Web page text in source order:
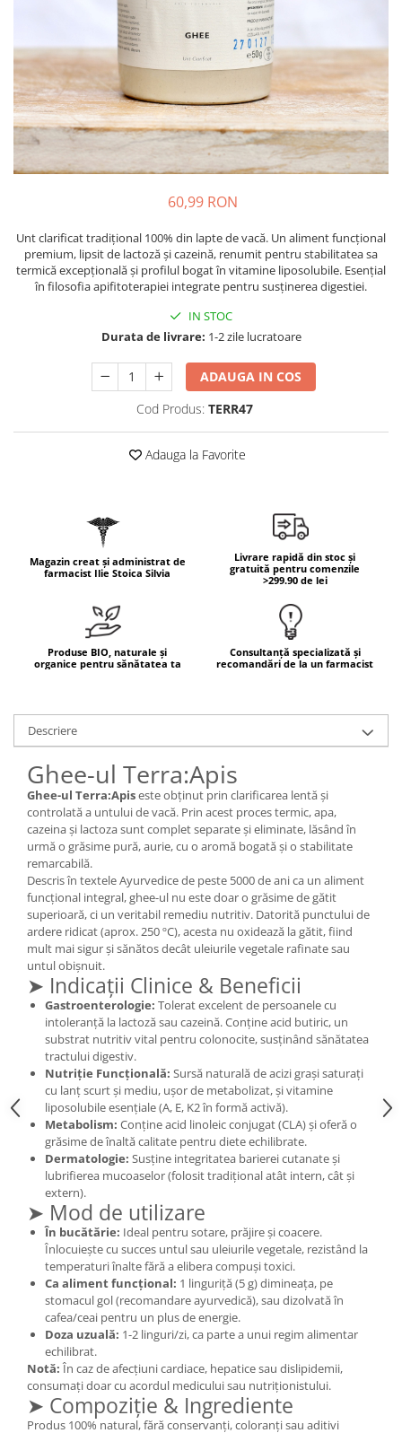
Piele, păr & unghii
Tranzit intestinal
Colesterol & tensiune
Sănătatea copiilor
Performanta sportiva
Sanatate Orala
Seruri
Creme cu SPF
Demachiante
Geluri de curățare
Ape micelare
Tonere
Creme pentru ochi
Balsam buze
Îngrijirea Corpului
Unturi de corp
Uleiuri de corp
Scruburi
Uleiuri bronzare
After Sun
Acceleratoare bronz
Igienă Personală
Deodorante
Tratamente unghii
Cosmetice coreene
Beauty of Joseon
PETITFEE
Mary & May
COSRX
BIODANCE
OOTD
Cettua
Haruharu Wonder
Medicube
ARIUL
Dr. Althea
DELLA BORN
Creatina
Crom
Curcumin (Turmeric)
Enzime
Fibre
Ghimbir
Ginkgo biloba
Miere de Manuka
Multivitamine
Palmier pitic
Proteine din zer (Whey Protein)
Quercetin
Resveratrol
Scortisoara
Seleniu
Seminte de in
Silimarina
Spirulina
Ulei de cocos
Ulei de peste
Ulei MCT
Vitamina A
Vitamina B
Vitamina C
Vitamina D
Vitamina E
Vitamina K
Cătină
Chlorella
Colina
Electroliti
Produse Apicole
Cacao
60,99 RON
Unt clarificat tradițional 100% din lapte de vacă. Un aliment funcțional
premium, lipsit de lactoză și cazeină, renumit pentru stabilitatea sa
termică excepțională și profilul bogat în vitamine liposolubile. Esențial
în filosofia apifitoterapiei integrate pentru susținerea digestiei.
IN STOC
Durata de livrare: 1-2 zile lucratoare
ADAUGA IN COS
Cod Produs: TERR47
Adauga la Favorite
Magazin creat și administrat de
farmacist Ilie Stoica Silvia
Livrare rapidă din stoc și
gratuită pentru comenzile
>299.90 de lei
Produse BIO, naturale și
organice pentru sănătatea ta
Consultanță specializată și
recomandări de la un farmacist
Descriere
Ghee-ul Terra:Apis
Ghee-ul Terra:Apiseste obținut prin clarificarea lentă și
controlată a untului de vacă. Prin acest proces termic, apa,
cazeina și lactoza sunt complet separate și eliminate, lăsând în
urmă o grăsime pură, aurie, cu o aromă bogată și o stabilitate
remarcabilă.
Descris în textele Ayurvedice de peste 5000 de ani ca un aliment
funcțional integral, ghee-ul nu este doar o grăsime de gătit
superioară, ci un veritabil remediu nutritiv. Datorită punctului de
ardere ridicat (aprox. 250 ºC), acesta nu oxidează la gătit, fiind
mult mai sigur și sănătos decât uleiurile vegetale rafinate sau
untul obișnuit.
➤ Indicații Clinice & Beneficii
Gastroenterologie: Tolerat excelent de persoanele cu
intoleranță la lactoză sau cazeină. Conține acid butiric, un
substrat nutritiv vital pentru colonocite, susținând sănătatea
tractului digestiv.
Nutriție Funcțională: Sursă naturală de acizi grași saturați
cu lanț scurt și mediu, ușor de metabolizat, și vitamine
liposolubile esențiale (A, E, K2 în formă activă).
Metabolism: Conține acid linoleic conjugat (CLA) și oferă o
grăsime de înaltă calitate pentru diete echilibrate.
Dermatologie: Susține integritatea barierei cutanate și
lubrifierea mucoaselor (folosit tradițional atât intern, cât și
extern).
➤ Mod de utilizare
În bucătărie: Ideal pentru sotare, prăjire și coacere.
Înlocuiește cu succes untul sau uleiurile vegetale, rezistând la
temperaturi înalte fără a elibera compuși toxici.
Ca aliment funcțional: 1 linguriță (5 g) dimineața, pe
stomacul gol (recomandare ayurvedică), sau dizolvată în
cafea/ceai pentru un plus de energie.
Doza uzuală: 1-2 linguri/zi, ca parte a unui regim alimentar
echilibrat.
Notă: În caz de afecțiuni cardiace, hepatice sau dislipidemii,
consumați doar cu acordul medicului sau nutriționistului.
➤ Compoziție & Ingrediente
Produs 100% natural, fără conservanți, coloranți sau aditivi